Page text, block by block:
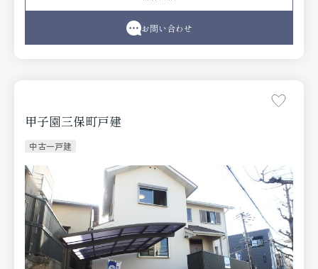
お問い合わせ
甲子園三保町戸建
中古一戸建